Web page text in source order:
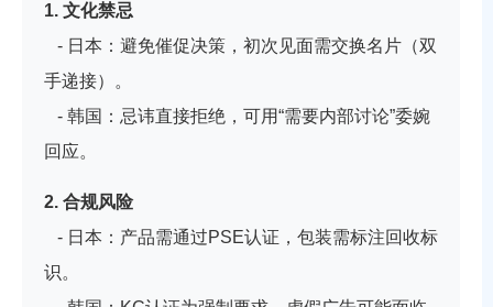
1. 文化禁忌
- 日本：避免催促决策，初次见面需交换名片（双
手递接）。
- 韩国：忌讳直接拒绝，可用“需要内部讨论”委婉
回应。
2. 合规风险
- 日本：产品需通过PSE认证，包装需标注回收标
识。